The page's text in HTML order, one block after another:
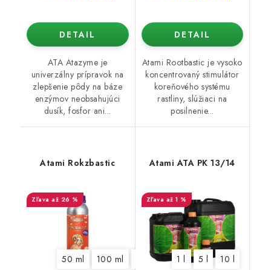
DETAIL
ATA Atazyme je
univerzálny prípravok na
zlepšenie pôdy na báze
enzýmov neobsahujúci
dusík, fosfor ani...
DETAIL
Atami Rootbastic je vysoko
koncentrovaný stimulátor
koreňového systému
rastliny, slúžiaci na
posilnenie...
Atami Rokzbastic
až 26 %
50 ml 100 ml 325 ml 1250 ml 5,5 l
Atami ATA PK 13/14
až 1 %
1 l 5 l 10 l